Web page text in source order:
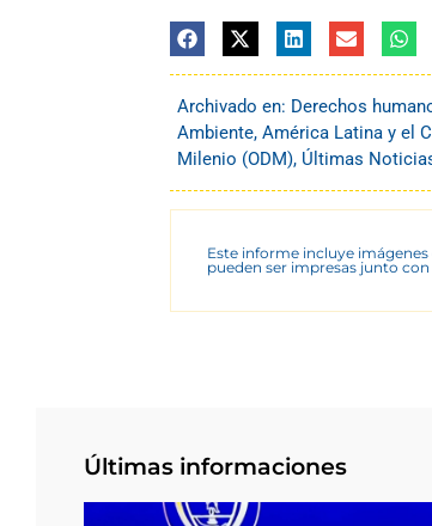
Archivado en: Derechos
Ambiente, América Latina y el
Milenio (ODM), Últimas
Este informe incluye
pueden ser impresas junto
Últimas informaciones